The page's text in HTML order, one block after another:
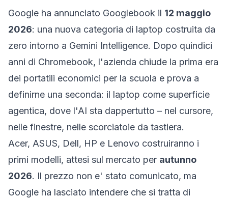
Google ha annunciato Googlebook il 12 maggio
2026: una nuova categoria di laptop costruita da
zero intorno a Gemini Intelligence. Dopo quindici
anni di Chromebook, l'azienda chiude la prima era
dei portatili economici per la scuola e prova a
definirne una seconda: il laptop come superficie
agentica, dove l'AI sta dappertutto – nel cursore,
nelle finestre, nelle scorciatoie da tastiera.
Acer, ASUS, Dell, HP e Lenovo costruiranno i
primi modelli, attesi sul mercato per autunno
2026. Il prezzo non e' stato comunicato, ma
Google ha lasciato intendere che si tratta di